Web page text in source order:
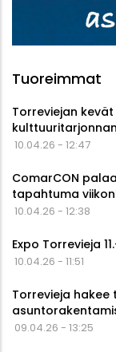
Tuoreimmat
Torreviejan
10.04.26 - 12:47
ComarCON
tapahtuma
10.04.26 - 12:38
Expo Torrevieja
10.04.26 - 11:51
Torrevieja
09.04.26 - 13:25